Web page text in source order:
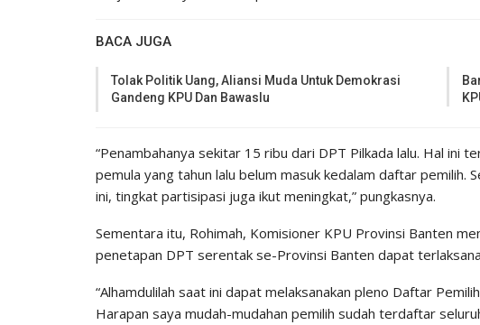
BACA JUGA
Tolak Politik Uang, Aliansi Muda Untuk Demokrasi
Gandeng KPU Dan Bawaslu
“Penambahanya sekitar 15 ribu dari DPT Pilkada lalu. Hal ini
pemula yang tahun lalu belum masuk kedalam daftar pemilih.
ini, tingkat partisipasi juga ikut meningkat,” pungkasnya.
Sementara itu, Rohimah, Komisioner KPU Provinsi Banten
penetapan DPT serentak se-Provinsi Banten dapat
“Alhamdulilah saat ini dapat melaksanakan pleno Daftar
Harapan saya mudah-mudahan pemilih sudah terdaftar